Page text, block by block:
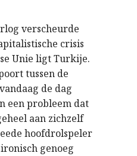
verscheurde
crisis
Unie ligt Turkije.
tussen de
de dag
een probleem dat
aan zichzelf
hoofdrolspeler
genoeg